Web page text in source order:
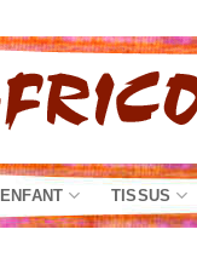
ENFANT TISSUS